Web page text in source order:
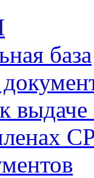
база